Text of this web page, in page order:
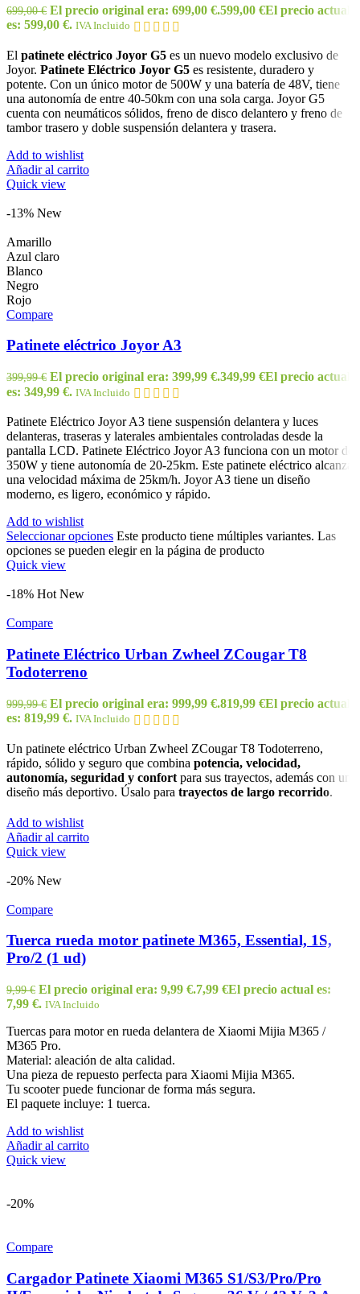
699,00€ El precio original era: 699,00 €.599,00 €El precio actual
es: 599,00 €. IVA Incluido
El patinete eléctrico Joyor G5 es un nuevo modelo exclusivo de
Joyor. Patinete Eléctrico Joyor G5 es resistente, duradero y
potente. Con un único motor de 500W y una batería de 48V, tiene
una autonomía de entre 40-50km con una sola carga. Joyor G5
cuenta con neumáticos sólidos, freno de disco delantero y freno de
tambor trasero y doble suspensión delantera y trasera.
Add to wishlist
Añadir al carrito
Quick view
-13% New
Amarillo
Azul claro
Blanco
Negro
Rojo
Compare
Patinete eléctrico Joyor A3
399,99€ El precio original era: 399,99 €.349,99 €El precio actual
es: 349,99 €. IVA Incluido
Patinete Eléctrico Joyor A3 tiene suspensión delantera y luces
delanteras, traseras y laterales ambientales controladas desde la
pantalla LCD. Patinete Eléctrico Joyor A3 funciona con un motor de
350W y tiene autonomía de 20-25km. Este patinete eléctrico alcanza
una velocidad máxima de 25km/h. Joyor A3 tiene un diseño
moderno, es ligero, económico y rápido.
Add to wishlist
Seleccionar opciones Este producto tiene múltiples variantes. Las
opciones se pueden elegir en la página de producto
Quick view
-18% Hot New
Compare
Patinete Eléctrico Urban Zwheel ZCougar T8
Todoterreno
999,99€ El precio original era: 999,99 €.819,99 €El precio actual
es: 819,99 €. IVA Incluido
Un patinete eléctrico Urban Zwheel ZCougar T8 Todoterreno,
rápido, sólido y seguro que combina potencia, velocidad,
autonomía, seguridad y confort para sus trayectos, además con un
diseño más deportivo. Úsalo para trayectos de largo recorrido.
Add to wishlist
Añadir al carrito
Quick view
-20% New
Compare
Tuerca rueda motor patinete M365, Essential, 1S,
Pro/2 (1 ud)
9,99€ El precio original era: 9,99 €.7,99 €El precio actual es:
7,99 €. IVA Incluido
Tuercas para motor en rueda delantera de Xiaomi Mijia M365 /
M365 Pro.
Material: aleación de alta calidad.
Una pieza de repuesto perfecta para Xiaomi Mijia M365.
Tu scooter puede funcionar de forma más segura.
El paquete incluye: 1 tuerca.
Add to wishlist
Añadir al carrito
Quick view
-20%
Compare
Cargador Patinete Xiaomi M365 S1/S3/Pro/Pro